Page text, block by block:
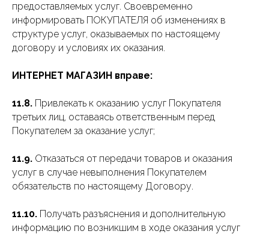
предоставляемых услуг. Своевременно
информировать ПОКУПАТЕЛЯ об изменениях в
структуре услуг, оказываемых по настоящему
договору и условиях их оказания.
ИНТЕРНЕТ МАГАЗИН вправе:
11.8. Привлекать к оказанию услуг Покупателя
третьих лиц, оставаясь ответственным перед
Покупателем за оказание услуг;
11.9. Отказаться от передачи товаров и оказания
услуг в случае невыполнения Покупателем
обязательств по настоящему Договору.
11.10. Получать разъяснения и дополнительную
информацию по возникшим в ходе оказания услуг